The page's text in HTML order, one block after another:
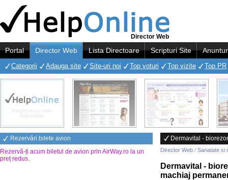
Director Web
Portal Director Web Lista Directoare Scripturi Site
Categorii Adauga site Site-uri noi Top voturi Top vizite Top PR
Rezervări bilete avion
Rezervă-ți acum biletul de avion prin AirWay.ro la un
preț redus.
Dermavital -
Director Web / Sanatate si
Dermavital -
machiaj